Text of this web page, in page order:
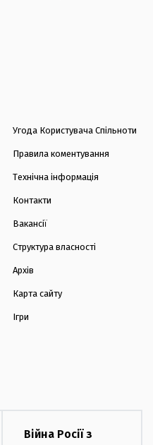
Угода Користувача Спільноти
Правила коментування
Технічна інформація
Контакти
Вакансії
Структура власності
Архів
Карта сайту
Ігри
Війна Росії з